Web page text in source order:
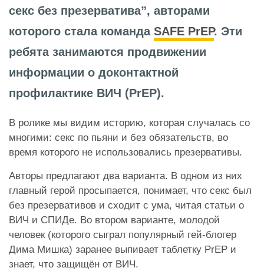
секс без презерватива”, авторами
которого стала команда SAFE PrEP. Эти
ребята занимаются продвижении
информации о доконтактной
профилактике ВИЧ (PrEP).
В ролике мы видим историю, которая случалась со
многими: секс по пьяни и без обязательств, во
время которого не использовались презервативы.
Авторы предлагают два варианта. В одном из них
главный герой просыпается, понимает, что секс был
без презервативов и сходит с ума, читая статьи о
ВИЧ и СПИДе. Во втором варианте, молодой
человек (которого сыграл популярный гей-блогер
Дима Мишка) заранее выпивает таблетку PrEP и
знает, что защищён от ВИЧ.